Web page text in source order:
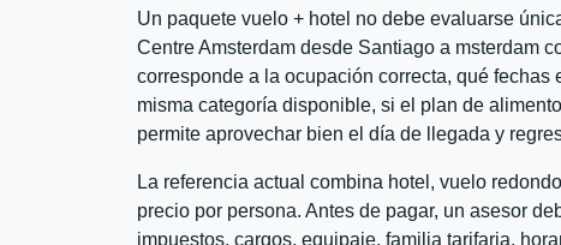
Un paquete vuelo + hotel no debe evaluarse
Centre Amsterdam desde Santiago a msterdam
corresponde a la ocupación correcta, qué fechas
misma categoría disponible, si el plan de
permite aprovechar bien el día de llegada y
La referencia actual combina hotel, vuelo
precio por persona. Antes de pagar, un asesor
impuestos, cargos, equipaje, familia tarifaria,